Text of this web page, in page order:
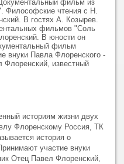
фильм из
Философские чтения с Н.
В гостях А. Козырев.
фильмов "Соль
В юности он
фильм
внуки Павла Флоренского -
Флоренский, известный
историям жизни двух
Флоренскому Россия, ТК
история о
участие внуки
Отец Павел Флоренский,